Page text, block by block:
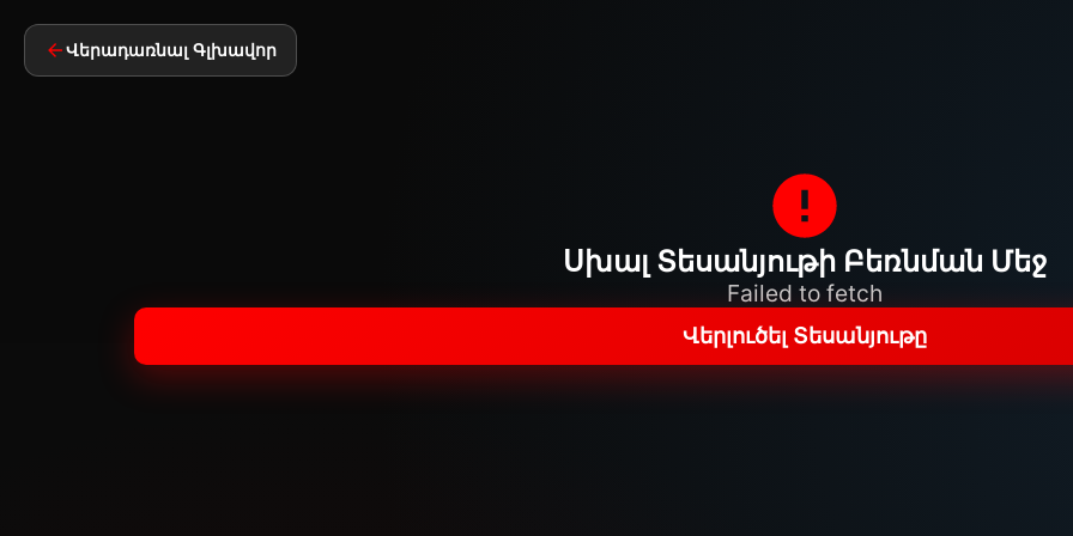
Վերադառնալ Գլխավոր
Սխալ Տեսանյութի Բեռնման Մեջ
Failed to fetch
Վերլուծել Տեսանյութը